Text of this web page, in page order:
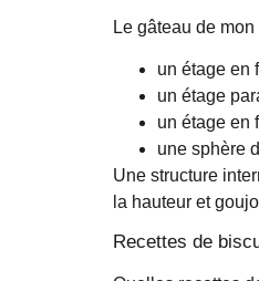
Le gâteau de
un étage en
un étage
un étage en
une sphère
Une structure
la hauteur et
Recettes de